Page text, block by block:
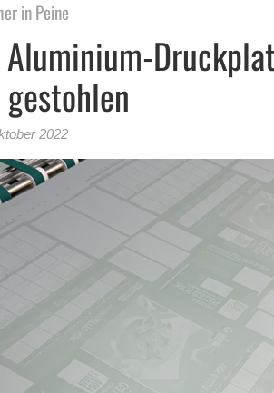
in Peine
Aluminium-
2022